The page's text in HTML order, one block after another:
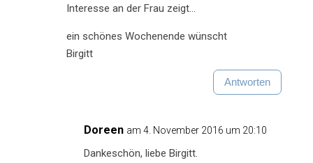
Interesse an der Frau zeigt…
ein schönes Wochenende wünscht
Birgitt
Antworten
Doreen am 4. November 2016 um 20:10
Dankeschön, liebe Birgitt.